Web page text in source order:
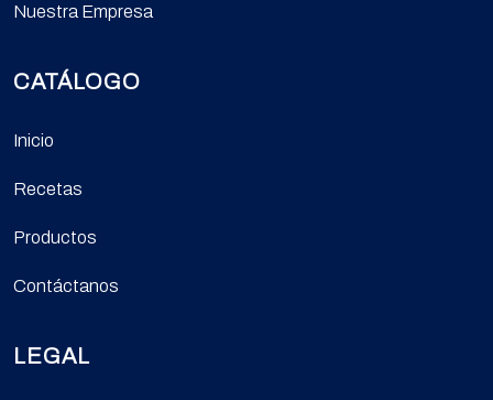
Nuestra Empresa
CATÁLOGO
Inicio
Recetas
Productos
Contáctanos
LEGAL